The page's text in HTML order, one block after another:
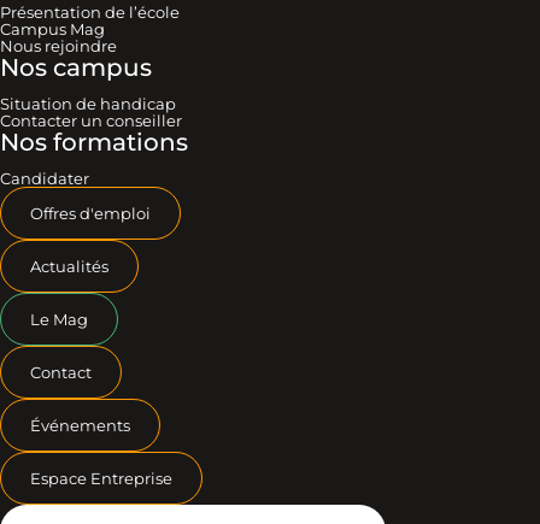
Présentation de l’école
Campus Mag
Nous rejoindre
Nos campus
Situation de handicap
Contacter un conseiller
Nos formations
Candidater
Offres d'emploi
Actualités
Le Mag
Contact
Événements
Espace Entreprise